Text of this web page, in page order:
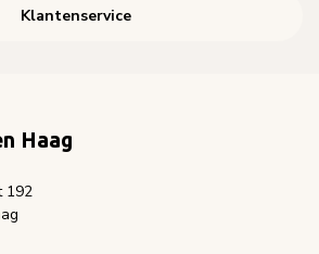
Klantenservice
Haag
192